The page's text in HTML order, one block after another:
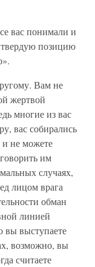
вас понимали и
позицию
Вам не
жертвой
многие из вас
вас собирались
и не можете
им
случаях,
лицом врага
обман
линией
вы выступаете
возможно, вы
считаете